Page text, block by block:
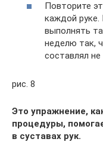
Повторите
каждой руке.
выполнять
неделю так,
составлял
рис. 8
Это упражнение,
процедуры,
в суставах рук.